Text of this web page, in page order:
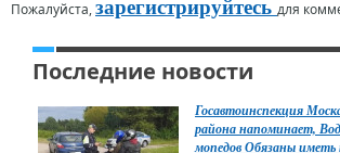
Пожалуйста,зарегистрируйтесь для
Последние новости
Госавтоинспекция
района напоминает,
мопедов Обязаны иметь